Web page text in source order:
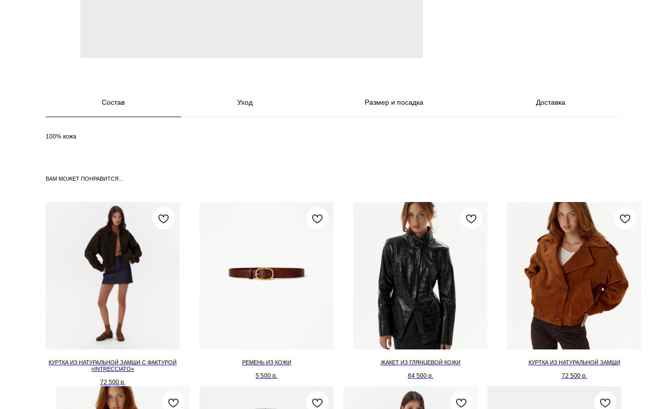
Состав Уход Размер и посадка Доставка
100% кожа
ВАМ МОЖЕТ ПОНРАВИТСЯ...
КУРТКА ИЗ НАТУРАЛЬНОЙ ЗАМШИ С ФАКТУРОЙ
«INTRECCIATO»
72 500 р.
РЕМЕНЬ ИЗ КОЖИ
5 500 р.
ЖАКЕТ ИЗ ГЛЯНЦЕВОЙ КОЖИ
64 500 р.
КУРТКА ИЗ НАТУРАЛЬНОЙ ЗАМШИ
72 500 р.